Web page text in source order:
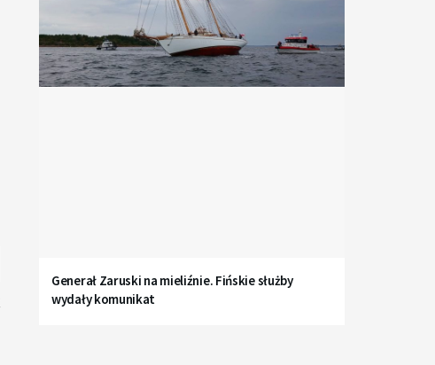
Generał Zaruski na mieliźnie. Fińskie służby
wydały komunikat